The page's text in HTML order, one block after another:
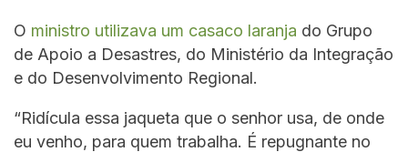
O ministro utilizava um casaco laranja do Grupo
de Apoio a Desastres, do Ministério da Integração
e do Desenvolvimento Regional.
“Ridícula essa jaqueta que o senhor usa, de onde
eu venho, para quem trabalha. É repugnante no